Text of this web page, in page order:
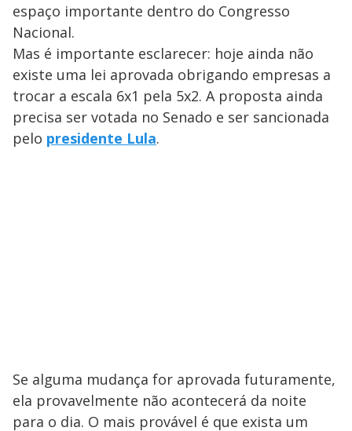
espaço importante dentro do Congresso
Nacional.
Mas é importante esclarecer: hoje ainda não
existe uma lei aprovada obrigando empresas a
trocar a escala 6x1 pela 5x2. A proposta ainda
precisa ser votada no Senado e ser sancionada
pelo presidente Lula.
Se alguma mudança for aprovada futuramente,
ela provavelmente não acontecerá da noite
para o dia. O mais provável é que exista um